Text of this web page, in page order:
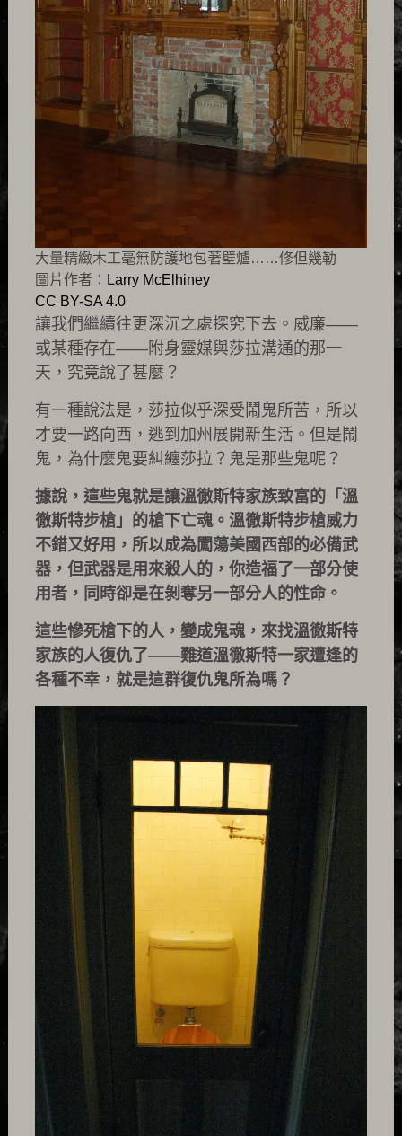
大量精緻木工毫無防護地包著壁爐……修但幾勒
圖片作者： Larry McElhiney
CC BY-SA 4.0
讓我們繼續往更深沉之處探究下去。威廉——
或某種存在——附身靈媒與莎拉溝通的那一
天，究竟說了甚麼？
有一種說法是，莎拉似乎深受鬧鬼所苦，所以
才要一路向西，逃到加州展開新生活。但是鬧
鬼，為什麼鬼要糾纏莎拉？鬼是那些鬼呢？
據說，這些鬼就是讓溫徹斯特家族致富的「溫
徹斯特步槍」的槍下亡魂。溫徹斯特步槍威力
不錯又好用，所以成為闖蕩美國西部的必備武
器，但武器是用來殺人的，你造福了一部分使
用者，同時卻是在剝奪另一部分人的性命。
這些慘死槍下的人，變成鬼魂，來找溫徹斯特
家族的人復仇了——難道溫徹斯特一家遭逢的
各種不幸，就是這群復仇鬼所為嗎？